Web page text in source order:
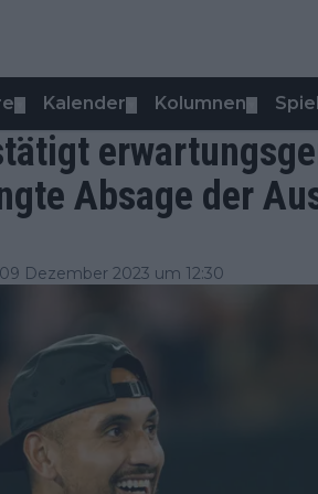
Kalender Kolumnen
Absage der
Dezember 2023 um 12:30